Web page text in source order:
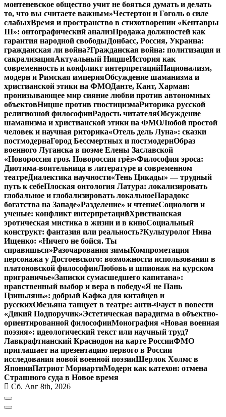
монтеневское общество учит не бояться думать и делать
то, что вы считаете важным»Честертон и Гоголь о силе
слабыхВремя и пространство в стихотворении «Кентавры
III»: онтографический анализПродажа должностей как
гарантия народной свободыДонбасс, Россия, Украина:
гражданская ли война?Гражданская война: политизация и
сакрализацияАктуальный НицшеИстория как
современность и конфликт интерпретацийНационализм,
модерн и Римская империяОбсуждение шаманизма и
христианской этики на ФМОДанте, Кант, Харман:
пронизывающее мир сияние любви против автономных
объектовНицше против гностицизмаРиторика русской
религиозной философииРадость читателяОбсуждение
шаманизма и христианской этики на ФМОЛюбой простой
человек и научная риторика«Отель дель Луна»: сказки
постмодернаГород Бессмертных и постмодернОбраз
военного Луганска в поэме Елены Заславской
«Новороссия гроз. Новороссия грёз»Философия эроса:
Диотима-воительница в литературе и современном
театреДиалектика научности«Тень Цикады» — трудный
путь к себеПлоская онтология Латура: локализировать
глобальное и глобализировать локальноеПарадокс
богатства на Западе«Разделение» и чтениеСоциологи и
ученые: конфликт интерпретацийХристианская
эротическая мистика в жизни и в киноСоциальный
конструкт: фантазия или реальность?Культуролог Нина
Ищенко: «Ничего не бойся. Ты
справишься»Разочарования зимыКомпрометация
персонажа у Достоевского: возможности использования в
платоновской философииЛюбовь и шпионаж на курском
приграничье«Записки сумасшедшего капитана»:
нравственный выбор и вера в победу«Я не Пань
Цзиньлянь»: добрый Кафка для китайцев и
русскихОбезьяна танцует в театре: анти-Фауст в повести
«Дикий Подпоручик»Эстетическая парадигма в объектно-
ориентированной философииМонография «Новая военная
поэзия»: идеологический текст или научный труд?
Лавкрафтианский Краснодон на карте РоссииФМО
приглашает на презентацию первого в России
исследования новой военной поэзииШерлок Холмс в
ЯпонииПатриот МориартиМодерн как катехон: отмена
Страшного суда в Новое время
Сб. Авг 8th, 2026